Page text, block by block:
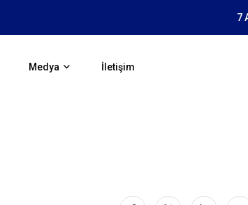
Yapay Zekanın Geleceği İçin 7
Medya İletişim